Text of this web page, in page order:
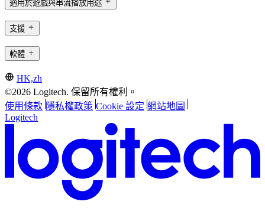
適用於遊戲與串流播放用途
支援
軟體
HK,zh
©2026 Logitech. 保留所有權利。
使用條款 隱私權政策 Cookie 設定 網站地圖
Logitech